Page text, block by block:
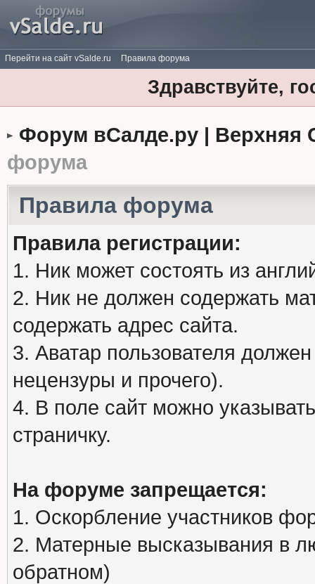
Перейти на сайт vSalde.ru Правила форума
Здравствуйте,
Форум вСалде.ру | Верхняя
форума
Правила форума
Правила регистрации:
1. Ник может состоять из
2. Ник не должен содержать
содержать адрес сайта.
3. Аватар пользователя
нецензуры и прочего).
4. В поле сайт можно
страничку.
На форуме запрещается:
1. Оскорбление участников
2. Матерные высказывания в
обратном)